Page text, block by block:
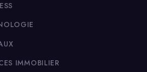
IMMOBILIER